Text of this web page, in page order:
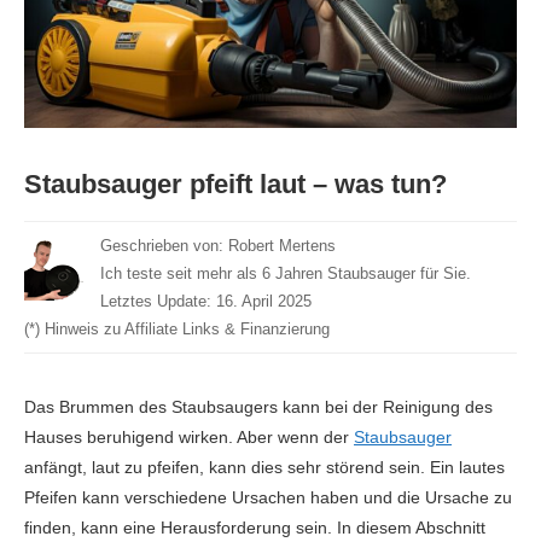
Staubsauger pfeift laut – was tun?
Geschrieben von: Robert Mertens
Ich teste seit mehr als 6 Jahren Staubsauger für Sie.
Letztes Update: 16. April 2025
(*) Hinweis zu Affiliate Links & Finanzierung
Das Brummen des Staubsaugers kann bei der Reinigung des
Hauses beruhigend wirken. Aber wenn der Staubsauger
anfängt, laut zu pfeifen, kann dies sehr störend sein. Ein lautes
Pfeifen kann verschiedene Ursachen haben und die Ursache zu
finden, kann eine Herausforderung sein. In diesem Abschnitt